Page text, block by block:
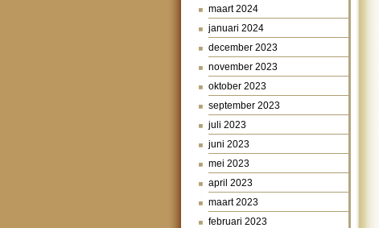
maart 2024
januari 2024
december 2023
november 2023
oktober 2023
september 2023
juli 2023
juni 2023
mei 2023
april 2023
maart 2023
februari 2023